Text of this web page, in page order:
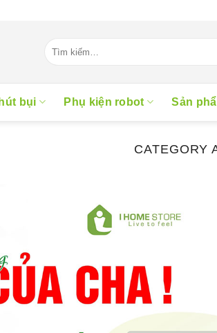
kiếm:
bụi Phụ kiện robot Sản
CATEGORY